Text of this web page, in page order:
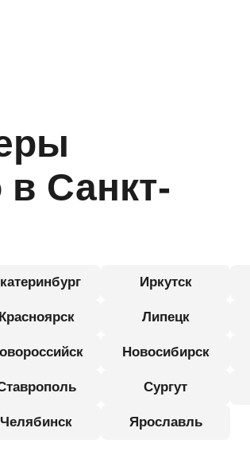
в Санкт-
Иркутск
Красноярск Липецк
Новосибирск
Сургут
Челябинск Ярославль